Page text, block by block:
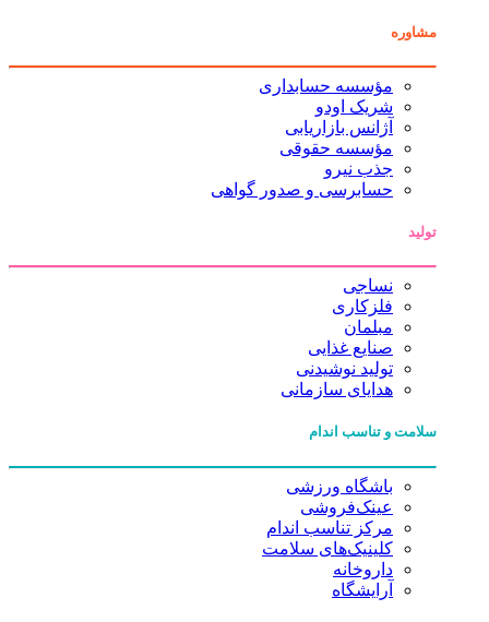
مشاوره
مؤسسه حسابداری
شریک اودو
آژانس بازاریابی
مؤسسه حقوقی
جذب نیرو
حسابرسی و صدور گواهی
تولید
نساجی
فلزکاری
مبلمان
صنایع غذایی
تولید نوشیدنی
هدایای سازمانی
سلامت و تناسب اندام
باشگاه ورزشی
عینک‌فروشی
مرکز تناسب اندام
کلینیک‌های سلامت
داروخانه
آرایشگاه